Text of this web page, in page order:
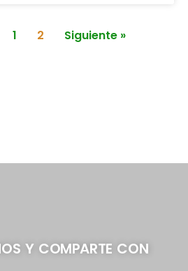
1 2 Siguiente »
Y COMPARTE CON